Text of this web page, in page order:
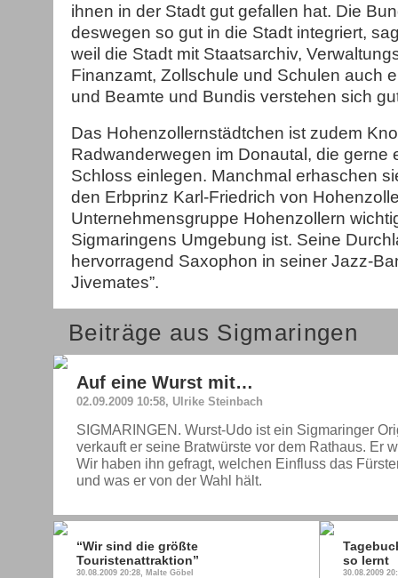
ihnen in der Stadt gut gefallen hat. Die
deswegen so gut in die Stadt integriert,
weil die Stadt mit Staatsarchiv,
Finanzamt, Zollschule und Schulen auch
und Beamte und Bundis verstehen sich
Das Hohenzollernstädtchen ist zudem
Radwanderwegen im Donautal, die gerne
Schloss einlegen. Manchmal erhaschen
den Erbprinz Karl-Friedrich von
Unternehmensgruppe Hohenzollern
Sigmaringens Umgebung ist. Seine
hervorragend Saxophon in seiner Jazz-
Jivemates”.
Beiträge aus Sigmaringen
Auf eine Wurst mit…
02.09.2009 10:58, Ulrike Steinbach
SIGMARINGEN. Wurst-Udo ist ein Sigmaringer
verkauft er seine Bratwürste vor dem Rathaus. Er
Wir haben ihn gefragt, welchen Einfluss das
und was er von der Wahl hält.
“Wir sind die größte
Touristenattraktion”
30.08.2009 20:28, Malte Göbel
so lernt
30.08.2009